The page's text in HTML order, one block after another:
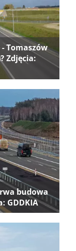
- Tomaszów
Zdjęcia:
budowa
GDDKIA